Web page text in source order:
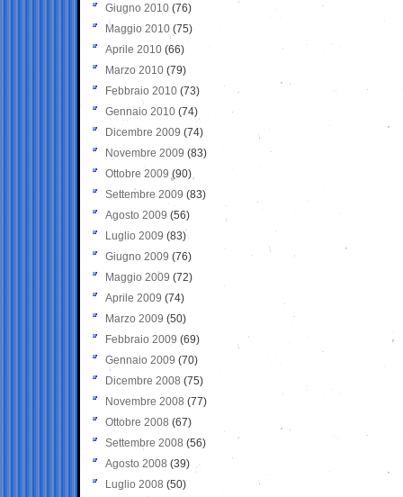
Giugno 2010 (76)
Maggio 2010 (75)
Aprile 2010 (66)
Marzo 2010 (79)
Febbraio 2010 (73)
Gennaio 2010 (74)
Dicembre 2009 (74)
Novembre 2009 (83)
Ottobre 2009 (90)
Settembre 2009 (83)
Agosto 2009 (56)
Luglio 2009 (83)
Giugno 2009 (76)
Maggio 2009 (72)
Aprile 2009 (74)
Marzo 2009 (50)
Febbraio 2009 (69)
Gennaio 2009 (70)
Dicembre 2008 (75)
Novembre 2008 (77)
Ottobre 2008 (67)
Settembre 2008 (56)
Agosto 2008 (39)
Luglio 2008 (50)